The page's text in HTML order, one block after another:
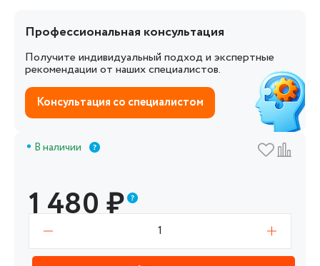
Профессиональная консультация
Получите индивидуальный подход и экспертные
рекомендации от наших специалистов.
Консультация со специалистом
В наличии
1 480₽
1